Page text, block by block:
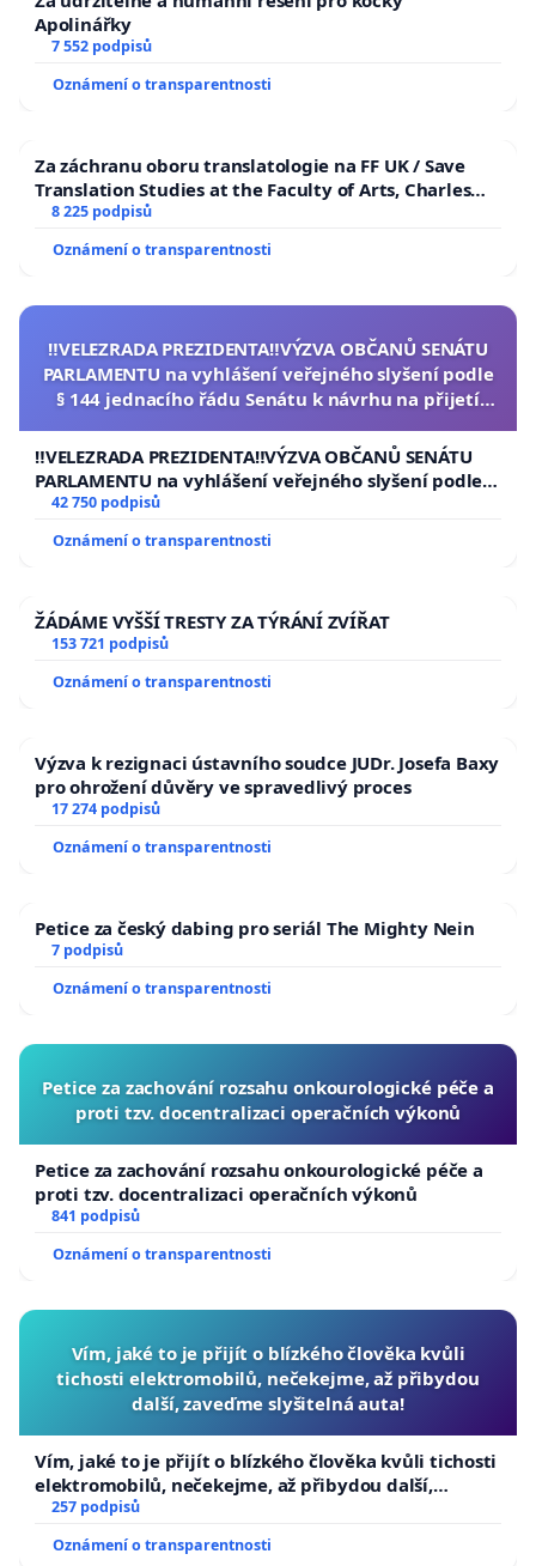
Apolinářky
7 552 podpisů
Oznámení o transparentnosti
Za záchranu oboru translatologie na FF UK / Save
Translation Studies at the Faculty of Arts, Charles
University
8 225 podpisů
Oznámení o transparentnosti
‼️VELEZRADA PREZIDENTA‼️VÝZVA OBČANŮ SENÁTU
PARLAMENTU na vyhlášení veřejného slyšení podle
§ 144 jednacího řádu Senátu k návrhu na přijetí
republiky
‼️VELEZRADA PREZIDENTA‼️VÝZVA OBČANŮ SENÁTU
PARLAMENTU na vyhlášení veřejného slyšení podle §
144 jednacího řádu Senátu k návrhu na přijetí
usnesení k podání ústavní žaloby na prezidenta
republiky
42 750 podpisů
Oznámení o transparentnosti
ŽÁDÁME VYŠŠÍ TRESTY ZA TÝRÁNÍ ZVÍŘAT
153 721 podpisů
Oznámení o transparentnosti
Výzva k rezignaci ústavního soudce JUDr. Josefa Baxy
pro ohrožení důvěry ve spravedlivý proces
17 274 podpisů
Oznámení o transparentnosti
Petice za český dabing pro seriál The Mighty Nein
7 podpisů
Oznámení o transparentnosti
Petice za zachování rozsahu onkourologické péče a
proti tzv. docentralizaci operačních výkonů
Petice za zachování rozsahu onkourologické péče a
proti tzv. docentralizaci operačních výkonů
841 podpisů
Oznámení o transparentnosti
Vím, jaké to je přijít o blízkého člověka kvůli
tichosti elektromobilů, nečekejme, až přibydou
další, zaveďme slyšitelná auta!
Vím, jaké to je přijít o blízkého člověka kvůli tichosti
elektromobilů, nečekejme, až přibydou další,
zaveďme slyšitelná auta!
257 podpisů
Oznámení o transparentnosti